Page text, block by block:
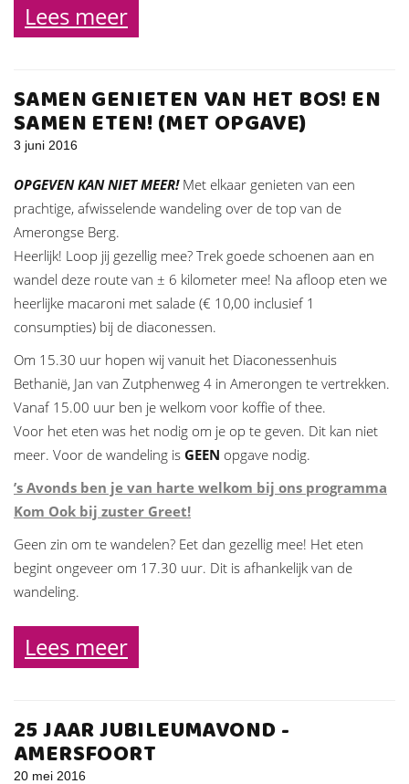
Lees meer
SAMEN GENIETEN VAN HET BOS! EN
SAMEN ETEN! (MET OPGAVE)
3 juni 2016
OPGEVEN KAN NIET MEER! Met elkaar genieten van een
prachtige, afwisselende wandeling over de top van de
Amerongse Berg.
Heerlijk! Loop jij gezellig mee? Trek goede schoenen aan en
wandel deze route van ± 6 kilometer mee! Na afloop eten we
heerlijke macaroni met salade (€ 10,00 inclusief 1
consumpties) bij de diaconessen.
Om 15.30 uur hopen wij vanuit het Diaconessenhuis
Bethanië, Jan van Zutphenweg 4 in Amerongen te vertrekken.
Vanaf 15.00 uur ben je welkom voor koffie of thee.
Voor het eten was het nodig om je op te geven. Dit kan niet
meer. Voor de wandeling is GEEN opgave nodig.
’s Avonds ben je van harte welkom bij ons programma
Kom Ook bij zuster Greet!
Geen zin om te wandelen? Eet dan gezellig mee! Het eten
begint ongeveer om 17.30 uur. Dit is afhankelijk van de
wandeling.
Lees meer
25 JAAR JUBILEUMAVOND -
AMERSFOORT
20 mei 2016